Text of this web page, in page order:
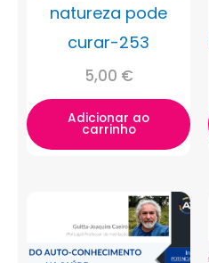
natureza pode
curar-253
5,00 €
Adicionar ao
carrinho